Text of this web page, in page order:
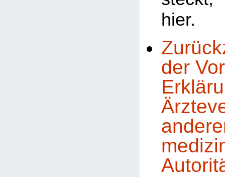
hier.
der